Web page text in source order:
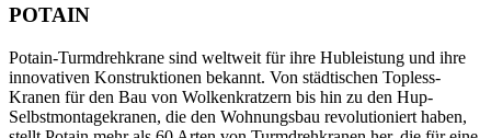
POTAIN
Potain-Turmdrehkrane sind weltweit für ihre Hubleistung und ihre
innovativen Konstruktionen bekannt. Von städtischen Topless-
Kranen für den Bau von Wolkenkratzern bis hin zu den Hup-
Selbstmontagekranen, die den Wohnungsbau revolutioniert haben,